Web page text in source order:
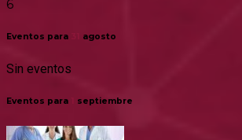
6
Eventos para agosto
Sin eventos
Eventos para septiembre